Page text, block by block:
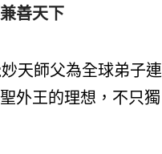
善天下
天師父為全球弟子連
外王的理想，不只獨